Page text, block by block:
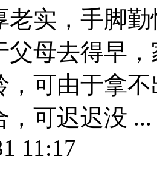
老实，手脚
父母去得早
，可由于拿
，可迟迟没 ...
11:17